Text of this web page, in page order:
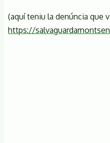
(aquí teniu la denúncia que
https://